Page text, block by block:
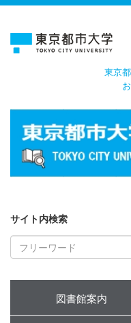
東京
サイト内検索
図書館案内